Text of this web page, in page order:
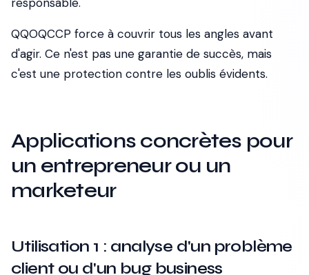
QQOQCCP force à couvrir tous les angles avant
d'agir. Ce n'est pas une garantie de succès, mais
c'est une protection contre les oublis évidents.
Applications concrètes pour
un entrepreneur ou un
marketeur
Utilisation 1 : analyse d'un problème
client ou d'un bug business